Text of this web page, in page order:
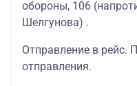
обороны, 106
Шелгунова) .
Отправление в рейс.
отправления.